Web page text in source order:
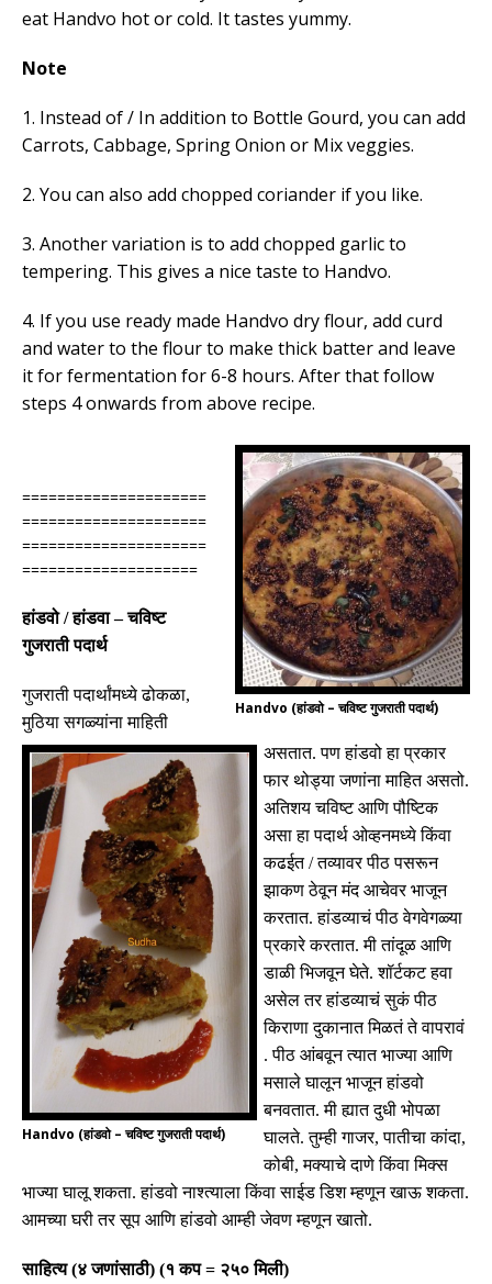
eat Handvo hot or cold. It tastes yummy.
Note
1. Instead of / In addition to Bottle Gourd, you can add
Carrots, Cabbage, Spring Onion or Mix veggies.
2. You can also add chopped coriander if you like.
3. Another variation is to add chopped garlic to
tempering. This gives a nice taste to Handvo.
4. If you use ready made Handvo dry flour, add curd
and water to the flour to make thick batter and leave
it for fermentation for 6-8 hours. After that follow
steps 4 onwards from above recipe.
Handvo (हांडवो – चविष्ट गुजराती पदार्थ)
Handvo (हांडवो – चविष्ट गुजराती पदार्थ)
=====================
=====================
=====================
====================
हांडवो / हांडवा – चविष्ट
गुजराती पदार्थ
गुजराती पदार्थांमध्ये ढोकळा,
मुठिया सगळ्यांना माहिती
असतात.पण हांडवो हा प्रकार
फार थोड्या जणांना माहित असतो.
अतिशय चविष्ट आणि पौष्टिक
असा हा पदार्थ ओव्हनमध्ये किंवा
कढईत/तव्यावर पीठ पसरून
झाकण ठेवून मंद आचेवरभाजून
करतात.हांडव्याचं पीठ वेगवेगळ्या
प्रकारे करतात.मी तांदूळ आणि
डाळी भिजवून घेते.शॉर्टकट हवा
असेल तर हांडव्याचं सुकं पीठ
किराणा दुकानात मिळतंते वापरावं
.पीठ आंबवून त्यात भाज्या आणि
मसाले घालून भाजून हांडवो
बनवतात.मी ह्यात दुधी भोपळा
घालते.तुम्ही गाजर,पातीचा कांदा,
कोबी,मक्याचे दाणेकिंवा मिक्स
भाज्या घालू शकता.हांडवो नाश्त्याला किंवा साईड डिश म्हणून खाऊ शकता.
आमच्या घरी तर सूप आणि हांडवो आम्ही जेवण म्हणून खातो.
साहित्य (४ जणांसाठी) (१ कप = २५० मिली)